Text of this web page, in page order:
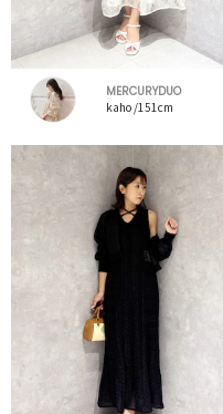
MERCURYDUO
kaho /151cm